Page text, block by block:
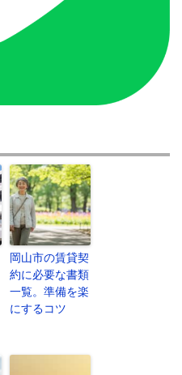
岡山市の賃貸契
約に必要な書類
一覧。準備を楽
にするコツ